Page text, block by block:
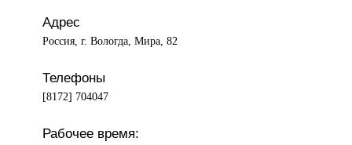
Адрес
Россия, г. Вологда, Мира, 82
Телефоны
[8172] 704047
Рабочее время: